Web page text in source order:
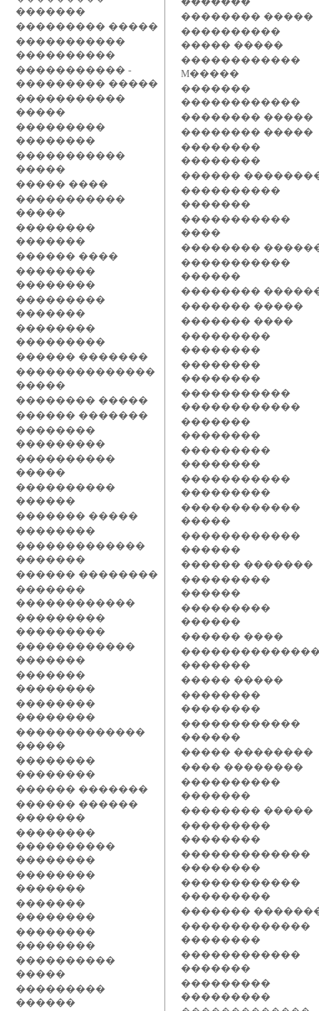
�������
��������� �����
�����������
����������
����������� -
��������� �����
�����������
�����
���������
��������
�����������
�����
����� ����
�����������
�����
��������
�������
������ ����
��������
��������
���������
�������
��������
���������
������ �������
��������������
�����
�������� �����
������ �������
��������
���������
����������
�����
����������
������
������� �����
��������
�������������
�������
������ ��������
�������
������������
���������
���������
������������
�������
�������
��������
��������
��������
�������������
�����
��������
��������
������ �������
������ ������
�������
��������
����������
��������
��������
�������
�������
��������
��������
��������
����������
�����
���������
������
�������� �����
����������
����� �����
������������
M�����
�������
������������
�������� �����
�������� �����
��������
��������
������
����������
�������
�����������
����
��������
�����������
������
��������
������� �����
������� ����
���������
��������
��������
��������
�����������
������������
�������
��������
���������
��������
�����������
���������
������������
�����
������������
������
������ �������
���������
������
���������
������
������ ����
�������
����� �����
��������
��������
������������
������
����� ��������
���� ��������
����������
�������
�������� �����
���������
��������
�������������
��������
������������
���������
�������
�������������
��������
������������
�������
���������
���������